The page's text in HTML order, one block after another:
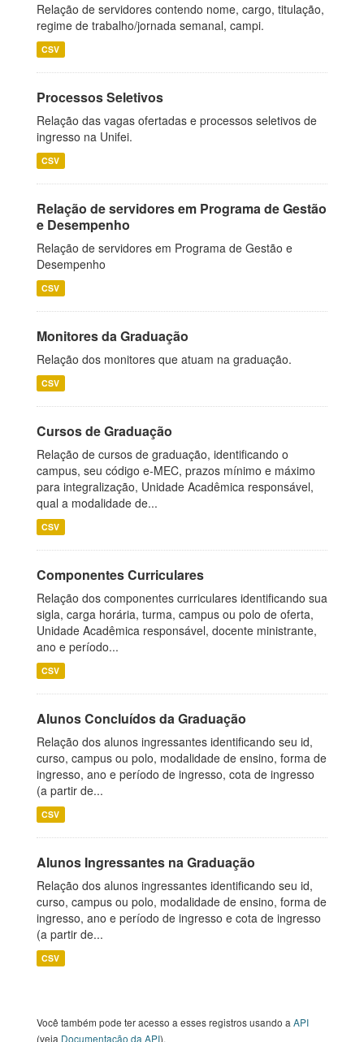
Relação de servidores contendo nome, cargo, titulação,
regime de trabalho/jornada semanal, campi.
CSV
Processos Seletivos
Relação das vagas ofertadas e processos seletivos de
ingresso na Unifei.
CSV
Relação de servidores em Programa de Gestão
e Desempenho
Relação de servidores em Programa de Gestão e
Desempenho
CSV
Monitores da Graduação
Relação dos monitores que atuam na graduação.
CSV
Cursos de Graduação
Relação de cursos de graduação, identificando o
campus, seu código e-MEC, prazos mínimo e máximo
para integralização, Unidade Acadêmica responsável,
qual a modalidade de...
CSV
Componentes Curriculares
Relação dos componentes curriculares identificando sua
sigla, carga horária, turma, campus ou polo de oferta,
Unidade Acadêmica responsável, docente ministrante,
ano e período...
CSV
Alunos Concluídos da Graduação
Relação dos alunos ingressantes identificando seu id,
curso, campus ou polo, modalidade de ensino, forma de
ingresso, ano e período de ingresso, cota de ingresso
(a partir de...
CSV
Alunos Ingressantes na Graduação
Relação dos alunos ingressantes identificando seu id,
curso, campus ou polo, modalidade de ensino, forma de
ingresso, ano e período de ingresso e cota de ingresso
(a partir de...
CSV
Você também pode ter acesso a esses registros usando a API
(veja Documentação da API).